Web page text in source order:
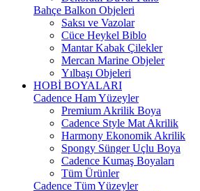
Bahçe Balkon Objeleri
Saksı ve Vazolar
Cüce Heykel Biblo
Mantar Kabak Çilekler
Mercan Marine Objeler
Yılbaşı Objeleri
HOBİ BOYALARI
Cadence Ham Yüzeyler
Premium Akrilik Boya
Cadence Style Mat Akrilik
Harmony Ekonomik Akrilik
Spongy Sünger Uçlu Boya
Cadence Kumaş Boyaları
Tüm Ürünler
Cadence Tüm Yüzeyler